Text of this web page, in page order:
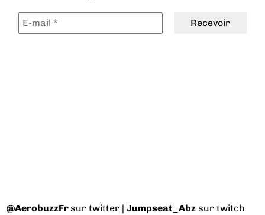
@AerobuzzFrsur twitter |Jumpseat_Abz sur twitch